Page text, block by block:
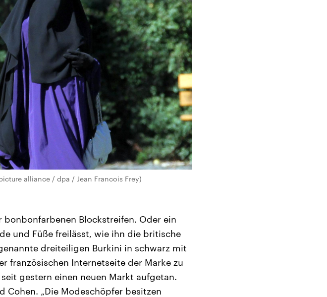
alliance / dpa / Jean Francois Frey)
Blockstreifen. Oder ein
und Füße freilässt, wie ihn die britische
dreiteiligen Burkini in schwarz mit
französischen Internetseite der Marke zu
gestern einen neuen Markt aufgetan.
Cohen. „Die Modeschöpfer besitzen